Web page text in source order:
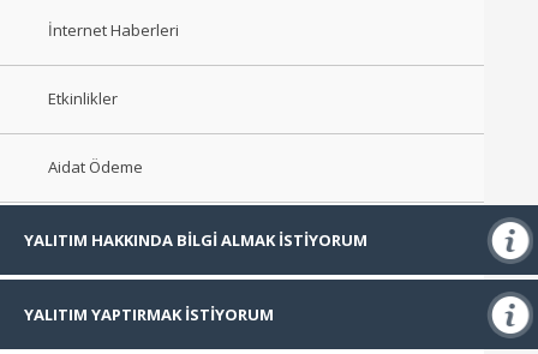
İnternet Haberleri
Etkinlikler
Aidat Ödeme
YALITIM HAKKINDA BİLGİ ALMAK İSTİYORUM
Isı Yalıtımı
YALITIM YAPTIRMAK İSTİYORUM